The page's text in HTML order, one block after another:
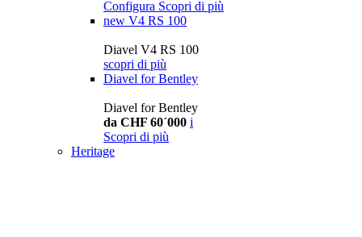
Configura Scopri di più
new V4 RS 100
Diavel V4 RS 100
scopri di più
Diavel for Bentley
Diavel for Bentley
da CHF 60´000 i
Scopri di più
Heritage